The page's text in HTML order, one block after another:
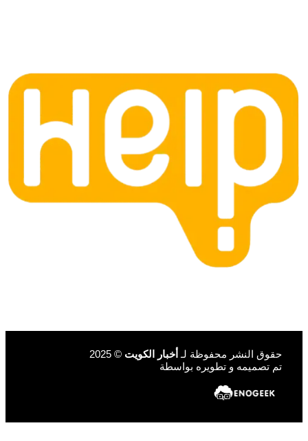
حقوق النشر محفوظة لـ أخبار الكويت © 2025
تم تصميمه و تطويره بواسطة